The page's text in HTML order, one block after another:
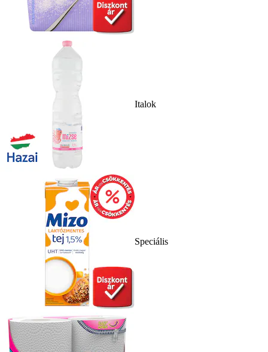
Italok
Speciális